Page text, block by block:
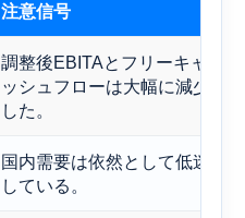
注意信号
調整後EBITAとフリーキャ
ッシュフローは大幅に減少
した。
国内需要は依然として低迷
している。